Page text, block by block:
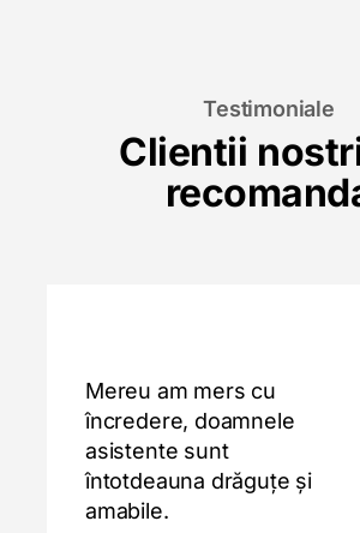
Testimoniale
Clientii
Mereu am mers cu
încredere, doamnele
asistente sunt
întotdeauna drăguțe și
amabile.